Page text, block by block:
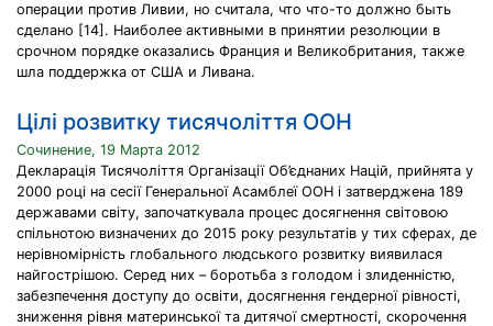
операции против Ливии, но считала, что что-то должно быть
сделано [14]. Наиболее активными в принятии резолюции в
срочном порядке оказались Франция и Великобритания, также
шла поддержка от США и Ливана.
Цілі розвитку тисячоліття ООН
Сочинение, 19 Марта 2012
Декларація Тисячоліття Організації Об’єднаних Націй, прийнята у
2000 році на сесії Генеральної Асамблеї ООН і затверджена 189
державами світу, започаткувала процес досягнення світовою
спільнотою визначених до 2015 року результатів у тих сферах, де
нерівномірність глобального людського розвитку виявилася
найгострішою. Серед них – боротьба з голодом і злиденністю,
забезпечення доступу до освіти, досягнення гендерної рівності,
зниження рівня материнської та дитячої смертності, скорочення